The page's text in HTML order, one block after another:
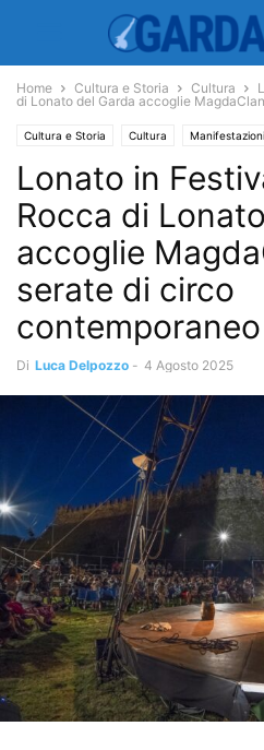
Home Cultura e Storia Cultura
di Lonato del Garda accoglie
Cultura e Storia Cultura
Musica
Lonato in
Rocca di
accoglie
serate di circo
contemporaneo
Di Luca Delpozzo - 4 Agosto 2025